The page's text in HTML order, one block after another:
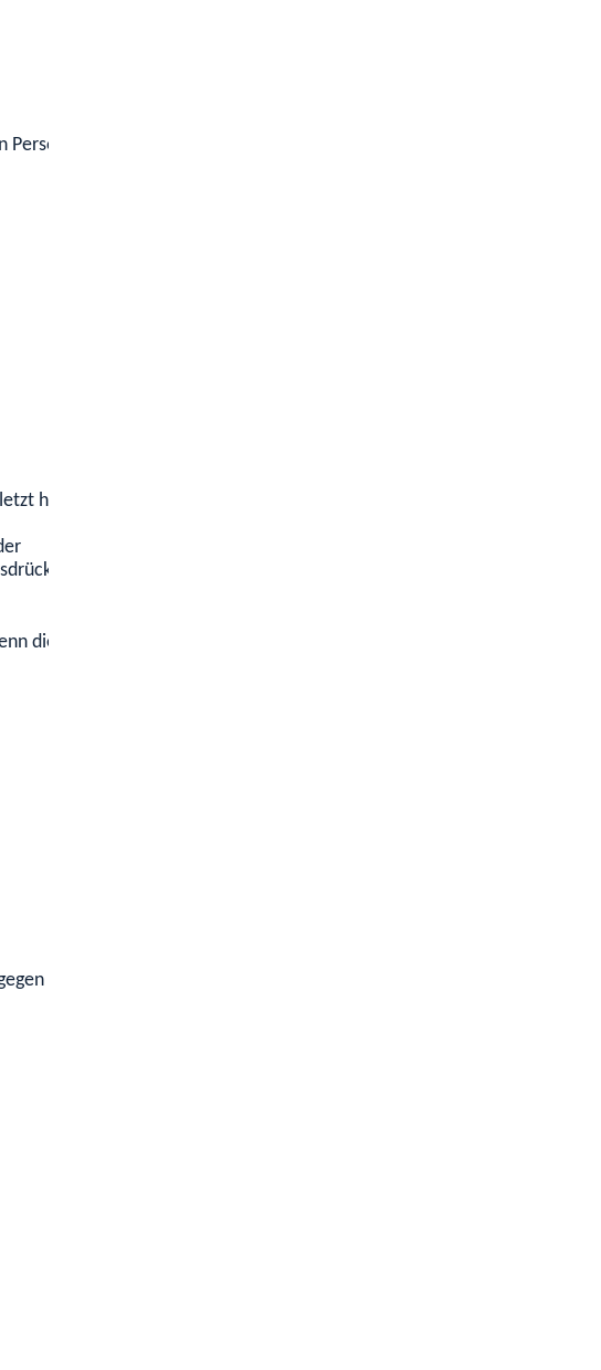
und der Täterin oder des Täters befindet oder
hat
erklärten Willen oder auch durch Verfolgen über
die Beteiligten miteinander verheiratet sind oder einen
Gewalt an Frauen - BIG e.V.